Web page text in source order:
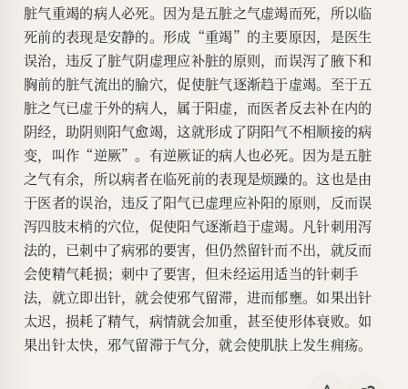
脏气重竭的病人必死。因为是五脏之气虚竭而死，所以临
死前的表现是安静的。形成“重竭”的主要原因，是医生
误治，违反了脏气阴虚理应补脏的原则，而误泻了腋下和
胸前的脏气流出的腧穴，促使脏气逐渐趋于虚竭。至于五
脏之气已虚于外的病人，属于阳虚，而医者反去补在内的
阴经，助阴则阳气愈竭，这就形成了阴阳气不相顺接的病
变，叫作“逆厥”。有逆厥证的病人也必死。因为是五脏
之气有余，所以病者在临死前的表现是烦躁的。这也是由
于医者的误治，违反了阳气已虚理应补阳的原则，反而误
泻四肢末梢的穴位，促使阳气逐渐趋于虚竭。凡针刺用泻
法的，已刺中了病邪的要害，但仍然留针而不出，就反而
会使精气耗损；刺中了要害，但未经运用适当的针刺手
法，就立即出针，就会使邪气留滞，进而郁壅。如果出针
太迟，损耗了精气，病情就会加重，甚至使形体衰败。如
果出针太快，邪气留滞于气分，就会使肌肤上发生痈疡。